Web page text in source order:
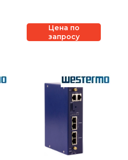
Цена по
запросу